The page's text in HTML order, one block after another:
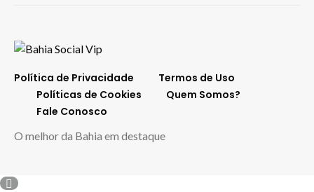
Política de Privacidade
Termos de Uso
Políticas de Cookies
Quem Somos?
Fale Conosco
O melhor da Bahia em destaque